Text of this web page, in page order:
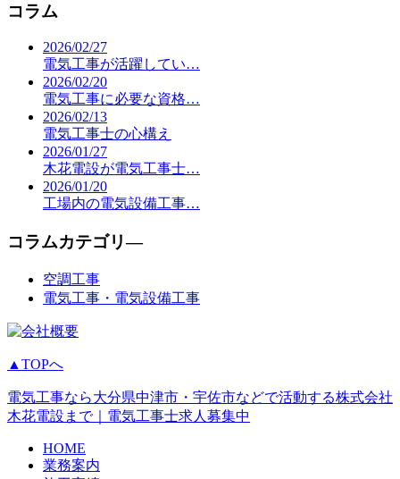
コラム
2026/02/27
電気工事が活躍してい…
2026/02/20
電気工事に必要な資格…
2026/02/13
電気工事士の心構え
2026/01/27
木花電設が電気工事士…
2026/01/20
工場内の電気設備工事…
コラムカテゴリ―
空調工事
電気工事・電気設備工事
▲TOPへ
電気工事なら大分県中津市・宇佐市などで活動する株式会社
木花電設まで｜電気工事士求人募集中
HOME
業務案内